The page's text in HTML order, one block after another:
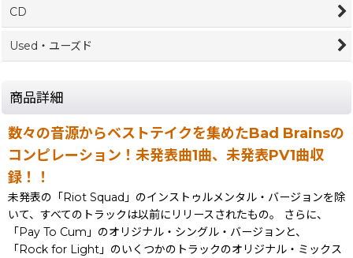
CD
Used・ユーズド
商品詳細
数々の音源からベストテイクを集めたBad Brainsの
コンピレーション！未発表曲1曲、未発表PV1曲収
録！！
未発表の「Riot Squad」のインストゥルメンタル・バージョンを除
いて、すべてのトラックは以前にリリースされたもの。 さらに、
「Pay To Cum」のオリジナル・シングル・バージョンと、
「Rock for Light」のいくつかのトラックのオリジナル・ミックス